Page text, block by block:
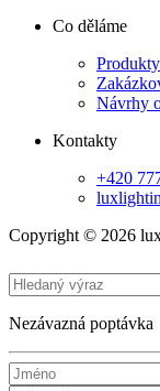
Co děláme
Produkty
Návrhy
Kontakty
+420
Copyright © 2026
Nezávazná poptávka